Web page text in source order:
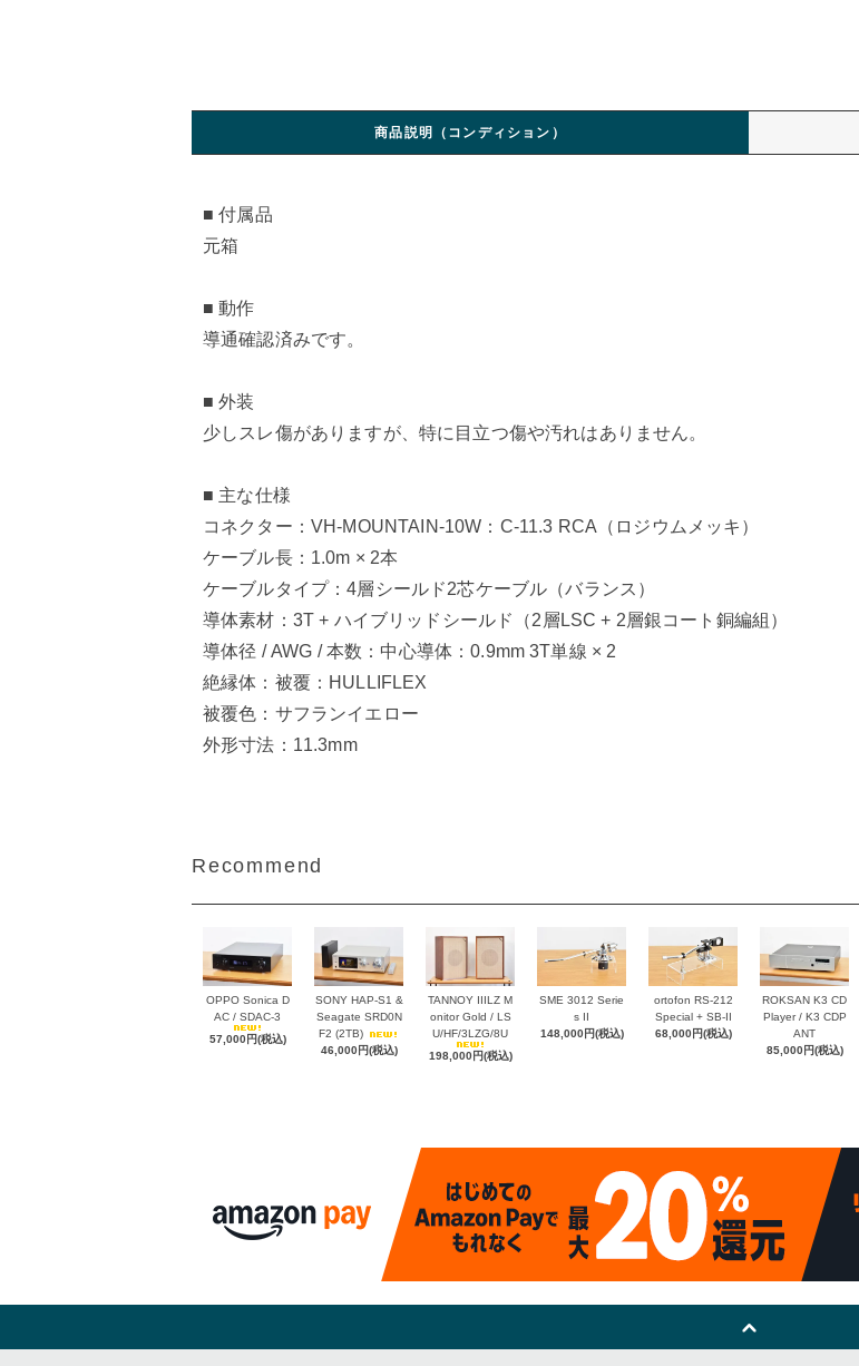
商品説明（コンディション）
■ 付属品
元箱
■ 動作
導通確認済みです。
■ 外装
少しスレ傷がありますが、特に目立つ傷や汚れはありません。
■ 主な仕様
コネクター：VH-MOUNTAIN-10W：C-11.3 RCA（ロジウムメッキ）
ケーブル長：1.0m × 2本
ケーブルタイプ：4層シールド2芯ケーブル（バランス）
導体素材：3T + ハイブリッドシールド（2層LSC + 2層銀コート銅編組）
導体径 / AWG / 本数：中心導体：0.9mm 3T単線 × 2
絶縁体：被覆：HULLIFLEX
被覆色：サフランイエロー
外形寸法：11.3mm
Recommend
OPPO Sonica D
AC / SDAC-3
57,000円(税込)
SONY HAP-S1 &
Seagate SRD0N
F2 (2TB)
46,000円(税込)
TANNOY IIILZ M
onitor Gold / LS
U/HF/3LZG/8U
198,000円(税込)
SME 3012 Serie
s II
148,000円(税込)
ortofon RS-212
Special + SB-II
68,000円(税込)
ROKSAN K3 CD
Player / K3 CDP
ANT
85,000円(税込)